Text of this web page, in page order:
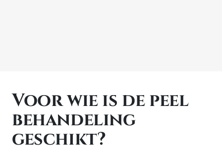
Voor wie is de peel
behandeling
geschikt?